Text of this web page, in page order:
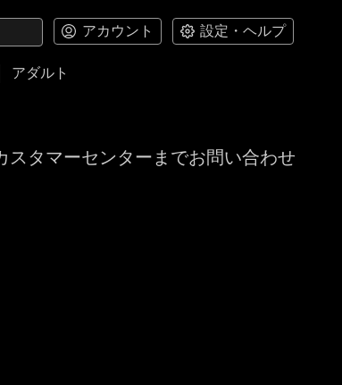
アカウント 設定・ヘルプ
アダルト
タマーセンターまでお問い合わせ